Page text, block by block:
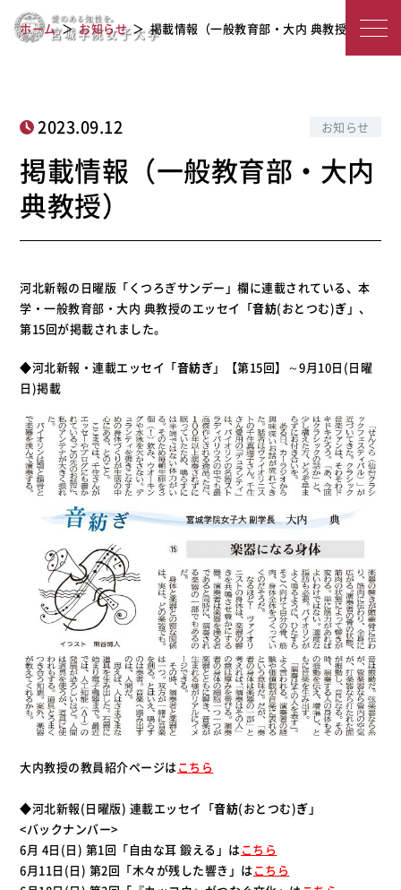
宮
女
大
掲載情報（一般教育部・大内 典教授）
ホーム お知らせ 掲載情報（一般教育部・大内 典教授）
2023.09.12 お知らせ
掲載情報（一般教育部・大内
典教授）
河北新報の日曜版「くつろぎサンデー」欄に連載されている、本
学・一般教育部・大内 典教授のエッセイ「音紡(おとつむ)ぎ 」、
第15回が掲載されました。
◆河北新報・連載エッセイ「音紡ぎ」【第15回】～9月10日(日曜
日)掲載
大内教授の教員紹介ページはこちら
◆河北新報(日曜版) 連載エッセイ「音紡(おとつむ)ぎ 」
<バックナンバー>
6月 4日(日) 第1回「自由な耳 鍛える」はこちら
6月11日(日) 第2回「木々が残した響き」はこちら